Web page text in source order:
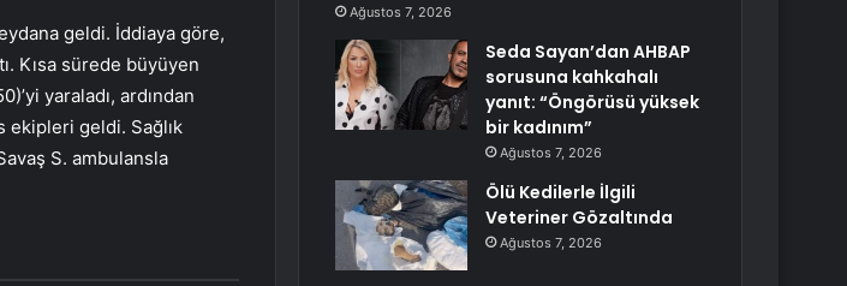
geldi. İddiaya göre,
Kısa sürede büyüyen
yaraladı, ardından
ekipleri geldi. Sağlık
S. ambulansla
Ağustos 7, 2026
Seda Sayan’dan AHBAP
sorusuna kahkahalı
yanıt: “Öngörüsü yüksek
bir kadınım”
Ağustos 7, 2026
Ölü Kedilerle İlgili
Veteriner Gözaltında
Ağustos 7, 2026